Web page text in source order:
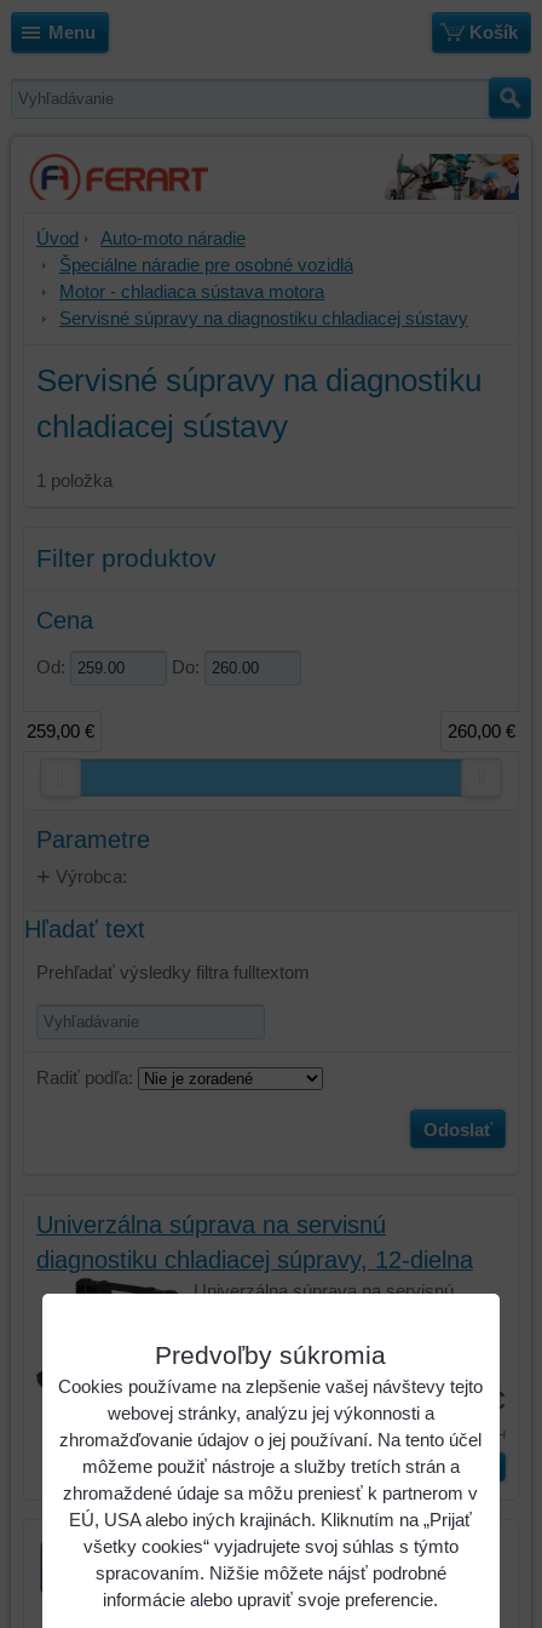
Menu Košík
Úvod
Auto-moto náradie
Špeciálne náradie pre osobné vozidlá
Motor - chladiaca sústava motora
Servisné súpravy na diagnostiku chladiacej sústavy
Servisné súpravy na diagnostiku
chladiacej sústavy
1 položka
Filter produktov
Cena
Od: Do:
259,00 € 260,00 €
Parametre
Výrobca:
Hľadať text
Prehľadať výsledky filtra fulltextom
Radiť podľa:
Odoslať
Univerzálna súprava na servisnú
diagnostiku chladiacej súpravy, 12-dielna
Univerzálna súprava na servisnú
Kód:150.2065
259,74 €
319,48 €s DPH
ks Vložiť do košíka
Predvoľby súkromia
Cookies používame na zlepšenie vašej návštevy tejto
webovej stránky, analýzu jej výkonnosti a
zhromažďovanie údajov o jej používaní. Na tento účel
môžeme použiť nástroje a služby tretích strán a
zhromaždené údaje sa môžu preniesť k partnerom v
EÚ, USA alebo iných krajinách. Kliknutím na „Prijať
všetky cookies“ vyjadrujete svoj súhlas s týmto
spracovaním. Nižšie môžete nájsť podrobné
informácie alebo upraviť svoje preferencie.